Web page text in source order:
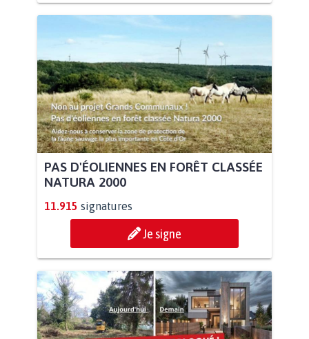
PAS D'ÉOLIENNES EN FORÊT CLASSÉE
NATURA 2000
11.915 signatures
Je signe